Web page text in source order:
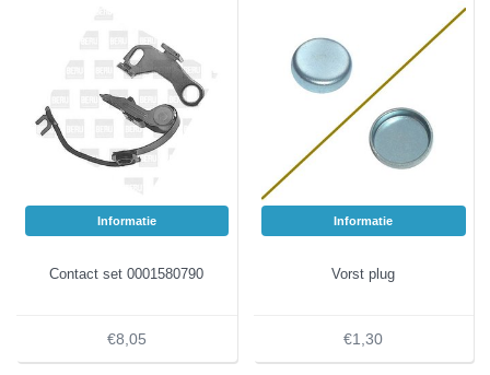
Informatie
Contact set 0001580790
€8,05
Informatie
Vorst plug
€1,30